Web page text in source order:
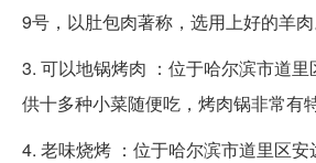
9号，以肚包肉著称，选用上好的羊肉
3. 可以地锅烤肉 ：位于哈尔滨市道
供十多种小菜随便吃，烤肉锅非常有特
4. 老味烧烤 ：位于哈尔滨市道里区